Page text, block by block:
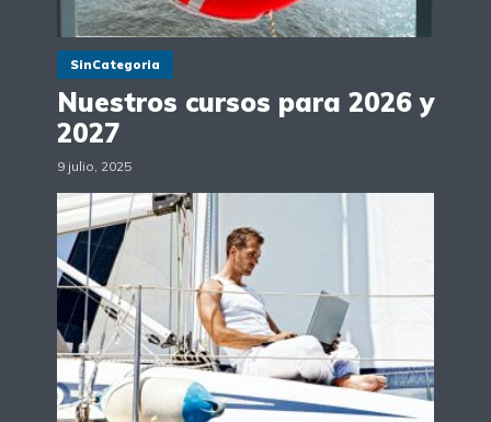
SinCategoria
Nuestros cursos para 2026 y
2027
9 julio, 2025